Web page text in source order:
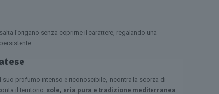
l’origano senza coprirne il carattere, regalando una
suo profumo intenso e riconoscibile, incontra la scorza di
il territorio: sole, aria pura e tradizione mediterranea.